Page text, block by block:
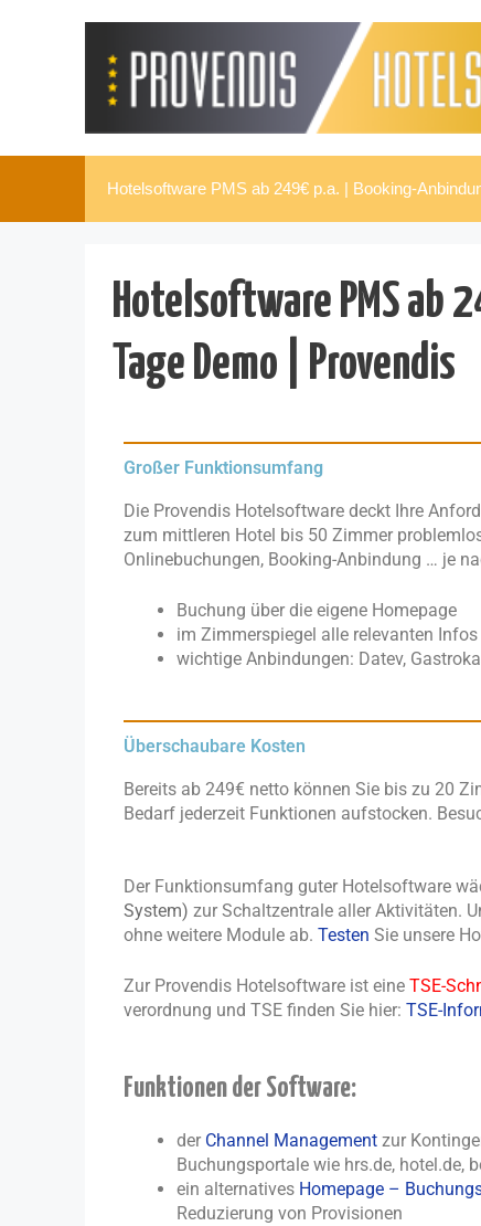
Hotelsoftware PMS ab 249€ p.a. | Booking-
Hotelsoftware PMS ab
Tage Demo | Provendis
Großer Funktionsumfang
Die Provendis Hotelsoftware deckt Ihre
zum mittleren Hotel bis 50 Zimmer
Onlinebuchungen, Booking-Anbindung … je
Buchung über die eigene Homepage
im Zimmerspiegel alle relevanten
wichtige Anbindungen: Datev,
Überschaubare Kosten
Bereits ab 249€ netto können Sie bis zu 20
Bedarf jederzeit Funktionen aufstocken.
Der Funktionsumfang guter Hotelsoftware
System) zur Schaltzentrale aller Aktivitäten.
ohne weitere Module ab. Testen Sie unsere
Zur Provendis Hotelsoftware ist eine TSE-
verordnung und TSE finden Sie hier: TSE-
Funktionen der Software:
der Channel Management zur
Buchungsportale wie hrs.de, hotel.de,
ein alternatives Homepage –
Reduzierung von Provisionen